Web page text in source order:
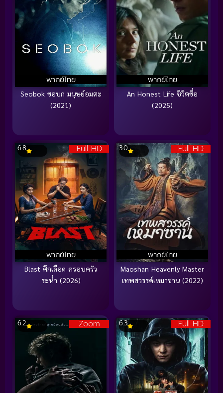
พากย์ไทย
Seobok ซอบก มนุษย์อมตะ
(2021)
พากย์ไทย
An Honest Life ชีวิตซื่อ
(2025)
Full HD
พากย์ไทย
6.8
Blast ศึกเดือด ครอบครัว
ระห่ำ (2026)
Full HD
พากย์ไทย
3.0
Maoshan Heavenly Master
เทพสวรรค์เหมาซาน (2022)
Zoom
6.2 Full HD
6.3